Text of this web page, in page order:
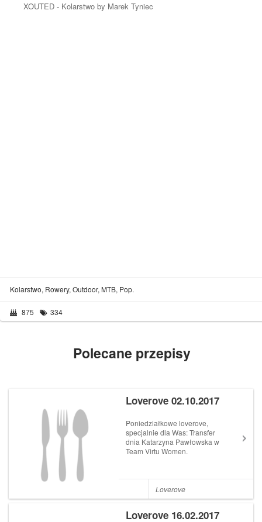
XOUTED - Kolarstwo by Marek Tyniec
Kolarstwo, Rowery, Outdoor, MTB, Pop.
875 334
Polecane przepisy
Loverove 02.10.2017
Poniedziałkowe loverove,
specjalnie dla Was: Transfer
dnia Katarzyna Pawłowska w
Team Virtu Women.
Loverove
Loverove 16.02.2017